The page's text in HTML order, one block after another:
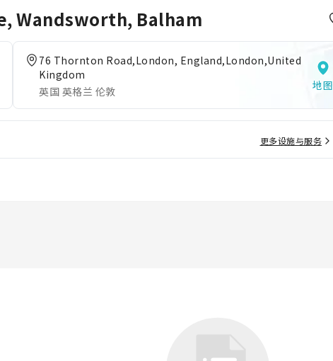
Wandsworth, Balham
76 Thornton Road,London, England,London,United
Kingdom
英国 英格兰 伦敦
地图
更多设施与服务